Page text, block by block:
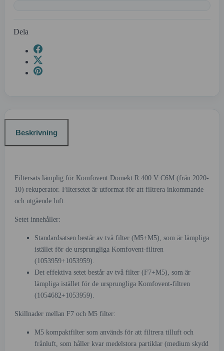
Dela
Beskrivning
Filtersats lämplig för Komfovent Domekt R 400 V C6M (från 2020-
10) rekuperator. Filtersetet är utformat för att filtrera inkommande
och utgående luft.
Setet innehåller:
Standardsatsen består av två filter (M5+M5), som är lämpliga
istället för de ursprungliga Komfovent-filtren
(1053959+1053959).
Det effektiva setet består av två filter (F7+M5), som är
lämpliga istället för de ursprungliga Komfovent-filtren
(1054682+1053959).
Skillnader mellan F7 och M5 filter:
M5 kompaktfilter som används för att filtrera tilluft och
frånluft, som håller kvar medelstora partiklar (medium skydd